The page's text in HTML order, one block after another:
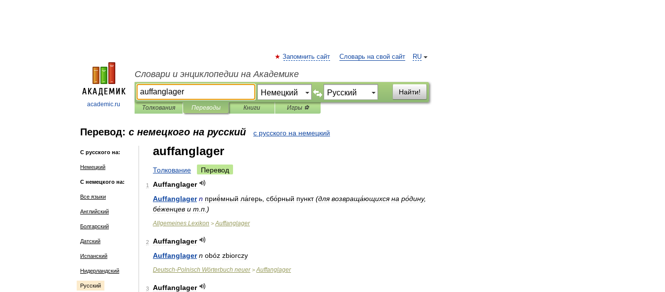
academic.ru
RU
Запомнить сайт Словарь на свой сайт
Словари и энциклопедии на Академике
Найти!
Толкования Переводы Книги Игры ⚽
Перевод: с немецкого на русский с русского на немецкий
С русского на:
Немецкий
С немецкого на:
Все языки
Английский
Болгарский
Датский
Испанский
Нидерландский
Русский
auffanglager
Толкование Перевод
1
Auffanglager
Auffanglager n приё́мный ла́герь сбо́рный пункт (для возвраща́ющихся на ро́дину,
бе́женцев и т п .)
Allgemeines Lexikon > Auffanglager
2
Auffanglager
Auffanglager n obóz zbiorczy
Deutsch-Polnisch Wörterbuch neuer> Auffanglager
3
Auffanglager